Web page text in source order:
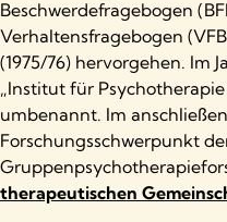
Beschwerdefragebogen
Verhaltensfragebogen
(1975/76) hervorgehen. Im
„Institut für
umbenannt. Im
Forschungsschwerpunkt
therapeutischen